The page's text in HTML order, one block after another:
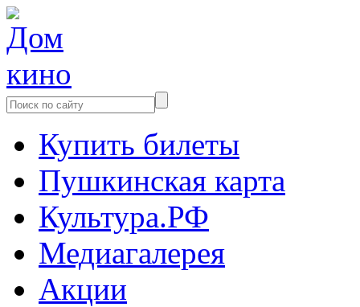
Купить билеты
Пушкинская карта
Культура.РФ
Медиагалерея
Акции